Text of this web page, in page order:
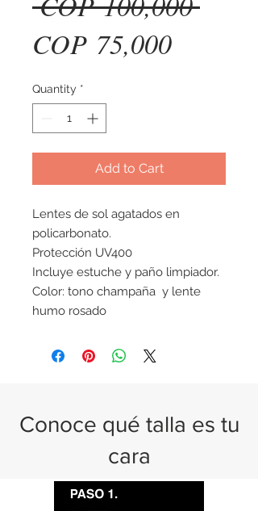
COP 75,000Sale
Quantity *
Add to Cart
Lentes de sol agatados en
policarbonato.
Protección UV400
Incluye estuche y paño limpiador.
Color: tono champaña y lente
humo rosado
Conoce qué talla es tu
cara